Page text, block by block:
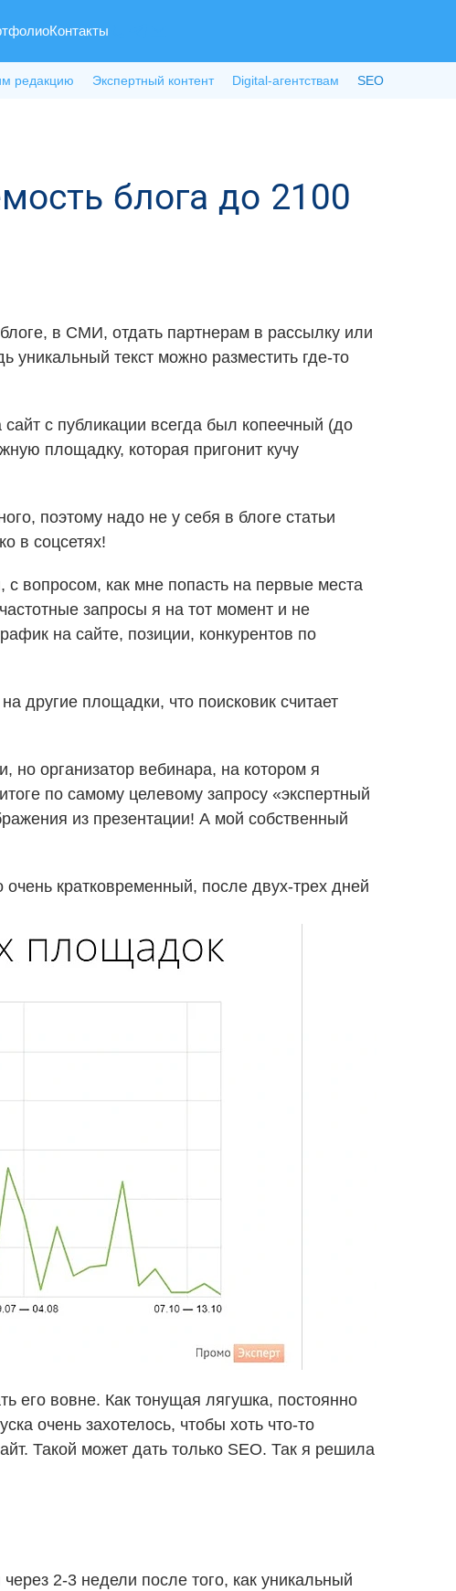
Контакты
редакцию Экспертный контент Digital-агентствам SEO
блога до 2100
в СМИ, отдать партнерам в рассылку или
уникальный текст можно разместить где-то
с публикации всегда был копеечный (до
площадку, которая пригонит кучу
поэтому надо не у себя в блоге статьи
в соцсетях!
с вопросом, как мне попасть на первые места
запросы я на тот момент и не
на сайте, позиции, конкурентов по
другие площадки, что поисковик считает
но организатор вебинара, на котором я
по самому целевому запросу «экспертный
из презентации! А мой собственный
кратковременный, после двух-трех дней
его вовне. Как тонущая лягушка, постоянно
очень захотелось, чтобы хоть что-то
Такой может дать только SEO. Так я решила
2-3 недели после того, как уникальный